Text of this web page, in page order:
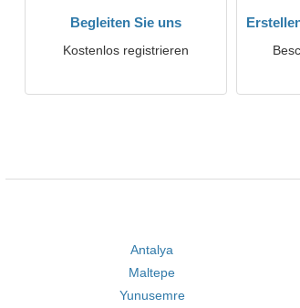
Begleiten Sie uns
Kostenlos registrieren
Antalya
Maltepe
Yunusemre